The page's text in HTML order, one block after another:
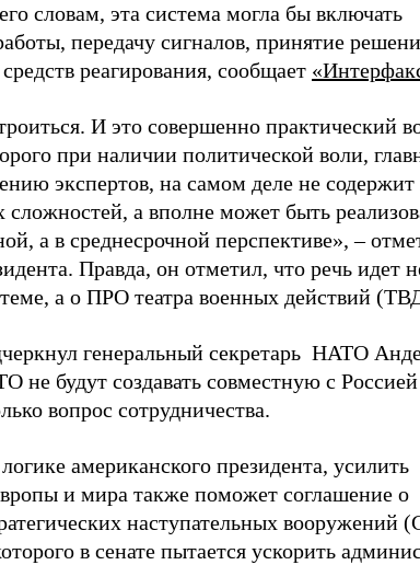
словам, эта система могла бы включать
передачу сигналов, принятие
реагирования, сообщает
И это совершенно практический
при наличии политической воли,
экспертов, на самом деле не содержит
а вполне может быть
а в среднесрочной перспективе», –
Правда, он отметил, что речь идет
а о ПРО театра военных действий
генеральный секретарь НАТО
не будут создавать совместную с
вопрос сотрудничества.
американского президента, усилить
и мира также поможет соглашение о
наступательных вооружений
в сенате пытается ускорить